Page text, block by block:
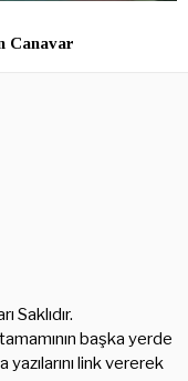
Canavar
Saklıdır.
başka yerde
yazılarını link vererek